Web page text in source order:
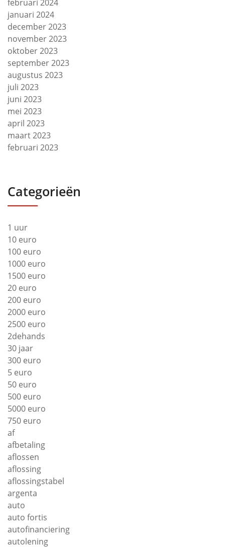
februari 2024
januari 2024
december 2023
november 2023
oktober 2023
september 2023
augustus 2023
juli 2023
juni 2023
mei 2023
april 2023
maart 2023
februari 2023
Categorieën
1 uur
10 euro
100 euro
1000 euro
1500 euro
20 euro
200 euro
2000 euro
2500 euro
2dehands
30 jaar
300 euro
5 euro
50 euro
500 euro
5000 euro
750 euro
af
afbetaling
aflossen
aflossing
aflossingstabel
argenta
auto
auto fortis
autofinanciering
autolening